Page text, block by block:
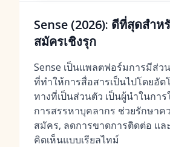
Sense (2026): ดีที่สุดสำ
สมัครเชิงรุก
Sense เป็นแพลตฟอร์มการมีส่ว
ที่ทำให้การสื่อสารเป็นไปโดยอัต
ทางที่เป็นส่วนตัว เป็นผู้นำในการ
การสรรหาบุคลากร ช่วยรักษาค
สมัคร, ลดการขาดการติดต่อ แล
คิดเห็นแบบเรียลไทม์